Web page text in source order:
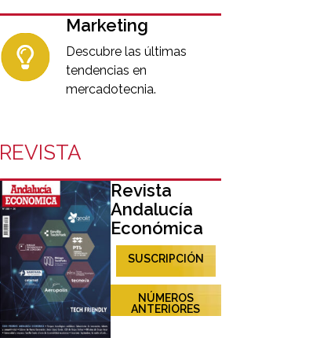
Marketing
Descubre las últimas
tendencias en
mercadotecnia.
REVISTA
Revista
Andalucía
Económica
SUSCRIPCIÓN
NÚMEROS
ANTERIORES